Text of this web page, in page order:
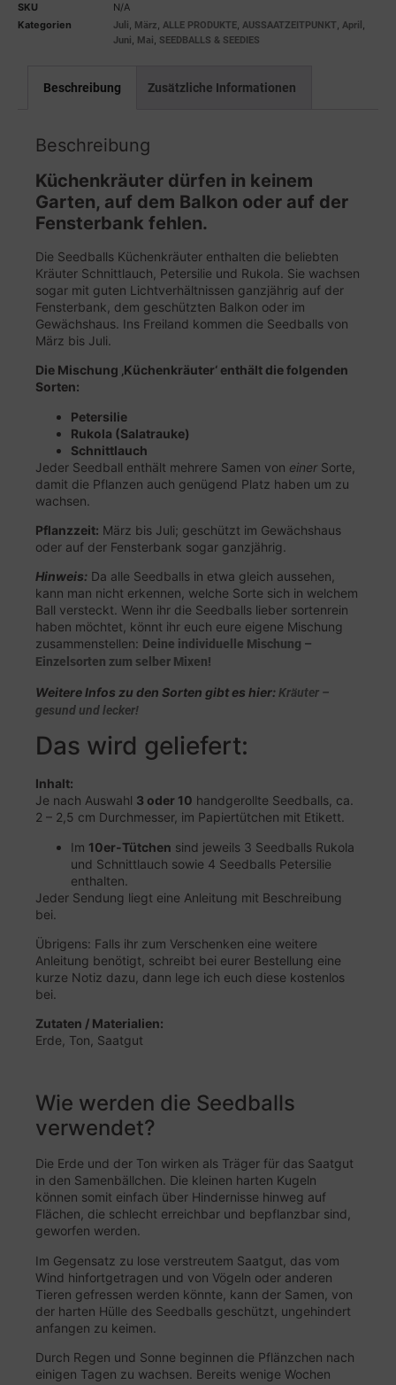
SKU
N/A
Kategorien
Juli, März, ALLE PRODUKTE, AUSSAATZEITPUNKT, April ,
Juni, Mai, SEEDBALLS & SEEDIES
Beschreibung Zusätzliche Informationen
Beschreibung
Küchenkräuter dürfen in keinem
Garten, auf dem Balkon oder auf der
Fensterbank fehlen.
Die Seedballs Küchenkräuter enthalten die beliebten
Kräuter Schnittlauch, Petersilie und Rukola. Sie wachsen
sogar mit guten Lichtverhältnissen ganzjährig auf der
Fensterbank, dem geschützten Balkon oder im
Gewächshaus. Ins Freiland kommen die Seedballs von
März bis Juli.
Die Mischung ‚Küchenkräuter‘ enthält die folgenden
Sorten:
Petersilie
Rukola (Salatrauke)
Schnittlauch
Jeder Seedball enthält mehrere Samen von einer Sorte,
damit die Pflanzen auch genügend Platz haben um zu
wachsen.
Pflanzzeit: März bis Juli; geschützt im Gewächshaus
oder auf der Fensterbank sogar ganzjährig.
Hinweis: Da alle Seedballs in etwa gleich aussehen,
kann man nicht erkennen, welche Sorte sich in welchem
Ball versteckt. Wenn ihr die Seedballs lieber sortenrein
haben möchtet, könnt ihr euch eure eigene Mischung
zusammenstellen: Deine individuelle Mischung –
Einzelsorten zum selber Mixen!
Weitere Infos zu den Sorten gibt es hier:Kräuter –
gesund und lecker!
Das wird geliefert:
Inhalt:
Je nach Auswahl 3 oder 10 handgerollte Seedballs, ca.
2 – 2,5 cm Durchmesser, im Papiertütchen mit Etikett.
Im 10er-Tütchen sind jeweils 3 Seedballs Rukola
und Schnittlauch sowie 4 Seedballs Petersilie
enthalten.
Jeder Sendung liegt eine Anleitung mit Beschreibung
bei.
Übrigens: Falls ihr zum Verschenken eine weitere
Anleitung benötigt, schreibt bei eurer Bestellung eine
kurze Notiz dazu, dann lege ich euch diese kostenlos
bei.
Zutaten / Materialien:
Erde, Ton, Saatgut
Wie werden die Seedballs
verwendet?
Die Erde und der Ton wirken als Träger für das Saatgut
in den Samenbällchen. Die kleinen harten Kugeln
können somit einfach über Hindernisse hinweg auf
Flächen, die schlecht erreichbar und bepflanzbar sind,
geworfen werden.
Im Gegensatz zu lose verstreutem Saatgut, das vom
Wind hinfortgetragen und von Vögeln oder anderen
Tieren gefressen werden könnte, kann der Samen, von
der harten Hülle des Seedballs geschützt, ungehindert
anfangen zu keimen.
Durch Regen und Sonne beginnen die Pflänzchen nach
einigen Tagen zu wachsen. Bereits wenige Wochen